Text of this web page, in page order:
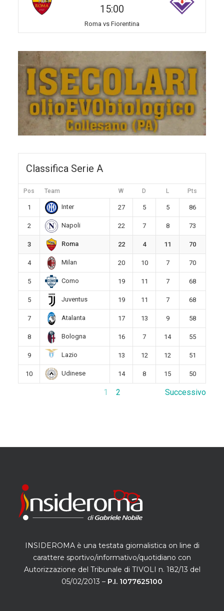
15:00
Roma vs Fiorentina
Classifica Serie A
Pos Team W D L Pts
1 Inter 27 5 5 86
2 Napoli 22 7 8 73
3 Roma 22 4 11 70
4 Milan 20 10 7 70
5 Como 19 11 7 68
5 Juventus 19 11 7 68
7 Atalanta 17 13 9 58
8 Bologna 16 7 14 55
9 Lazio 13 12 12 51
10 Udinese 14 8 15 50
1 2 Successivo
INSIDEROMA è una testata giornalistica on line di
carattere sportivo/informativo/quotidiano con
Autorizzazione del Tribunale di TIVOLI n. 182/13 del
05/02/2013 – P.I. 1077625100